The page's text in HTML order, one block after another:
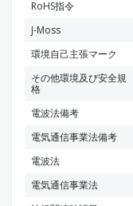
RoHS指令
J-Moss
環境自己主張マーク
その他環境及び安全規
格
電波法備考
電気通信事業法備考
電波法
電気通信事業法